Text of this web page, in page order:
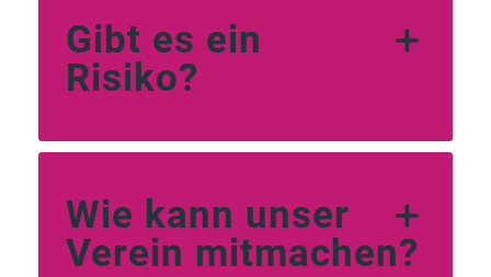
Gibt es ein
Risiko?
Wie kann unser
Verein mitmachen?